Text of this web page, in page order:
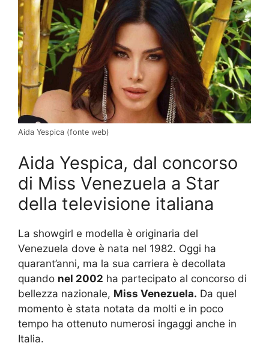
Aida Yespica (fonte web)
Aida Yespica, dal concorso
di Miss Venezuela a Star
della televisione italiana
La showgirl e modella è originaria del
Venezuela dove è nata nel 1982. Oggi ha
quarant’anni, ma la sua carriera è decollata
quando nel 2002 ha partecipato al concorso di
bellezza nazionale, Miss Venezuela. Da quel
momento è stata notata da molti e in poco
tempo ha ottenuto numerosi ingaggi anche in
Italia.